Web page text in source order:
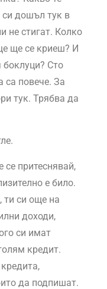
си дошъл тук в
не стигат. Колко
ще се криеш? И
боклуци? Сто
са повече. За
тук. Трябва да
притеснявай,
е било.
ти си още на
доходи,
си имат
кредит.
да подпишат.